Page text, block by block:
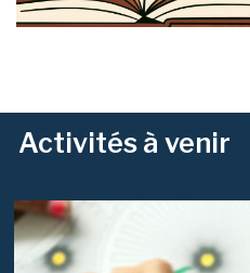
Activités à venir